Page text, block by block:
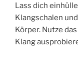
Lass dich
Klangschalen
Körper. Nutze
Klang